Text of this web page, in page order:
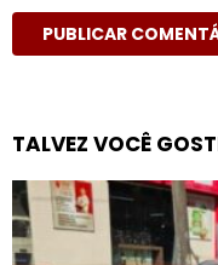
TALVEZ VOCÊ